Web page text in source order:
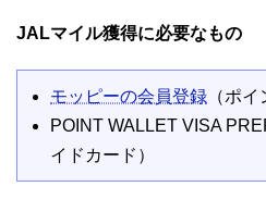
JALマイル獲得に必要なもの
モッピーの会員登録 （ポ
POINT WALLET VISA
イドカード）